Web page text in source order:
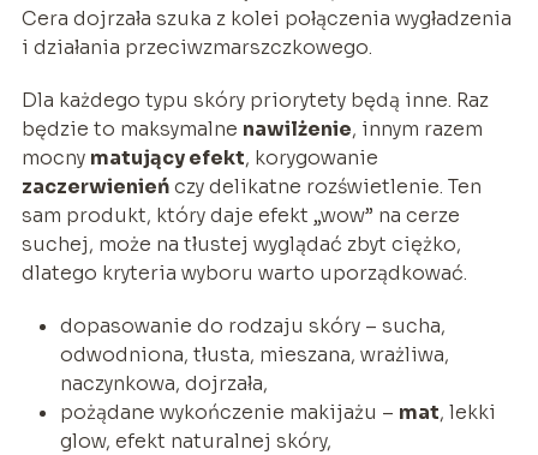
Cera dojrzała szuka z kolei połączenia wygładzenia
i działania przeciwzmarszczkowego.
Dla każdego typu skóry priorytety będą inne. Raz
będzie to maksymalne nawilżenie, innym razem
mocny matujący efekt, korygowanie
zaczerwienieńczy delikatne rozświetlenie. Ten
sam produkt, który daje efekt „wow” na cerze
suchej, może na tłustej wyglądać zbyt ciężko,
dlatego kryteria wyboru warto uporządkować.
dopasowanie do rodzaju skóry – sucha,
odwodniona, tłusta, mieszana, wrażliwa,
naczynkowa, dojrzała,
pożądane wykończenie makijażu – mat, lekki
glow, efekt naturalnej skóry,